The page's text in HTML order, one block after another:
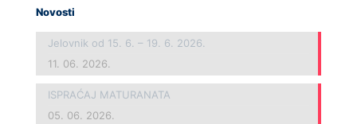
Novosti
Jelovnik od 15. 6. – 19. 6. 2026.
11. 06. 2026.
ISPRAĆAJ MATURANATA
05. 06. 2026.